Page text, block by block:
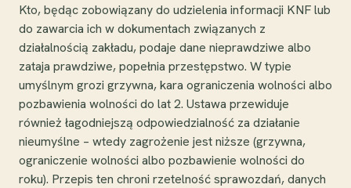
Kto, będąc zobowiązany do udzielenia informacji KNF lub
do zawarcia ich w dokumentach związanych z
działalnością zakładu, podaje dane nieprawdziwe albo
zataja prawdziwe, popełnia przestępstwo. W typie
umyślnym grozi grzywna, kara ograniczenia wolności albo
pozbawienia wolności do lat 2. Ustawa przewiduje
również łagodniejszą odpowiedzialność za działanie
nieumyślne – wtedy zagrożenie jest niższe (grzywna,
ograniczenie wolności albo pozbawienie wolności do
roku). Przepis ten chroni rzetelność sprawozdań, danych